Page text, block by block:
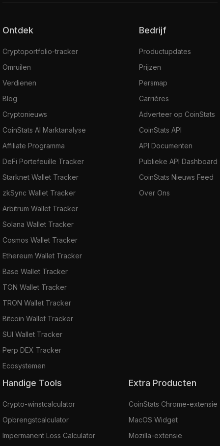
Ontdek
Cryptoportfolio-tracker
Omruilen
Verdienen
Blog
Cryptonieuws
CoinStats AI Marktanalyse
Affiliate Programma
DeFi Portefeuille Tracker
Starknet Wallet Tracker
zkSync Wallet Tracker
Arbitrum Wallet Tracker
Solana Wallet Tracker
Cosmos Wallet Tracker
Ethereum Wallet Tracker
Base Wallet Tracker
TON Wallet Tracker
TRON Wallet Tracker
Bitcoin Wallet Tracker
SUI Wallet Tracker
Perp DEX Tracker
Ecosystemen
Bedrijf
Productupdates
Prijzen
Persmap
Carrières
Adverteer op CoinStats
CoinStats API
API Documenten
Publieke API Dashboard
CoinStats Nieuws Feed
Over Ons
Handige Tools
Crypto-winstcalculator
Opbrengstcalculator
Impermanent Loss Calculator
Extra Producten
CoinStats Chrome-extensie
MacOS Widget
Mozilla-extensie